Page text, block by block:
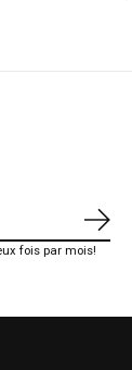
fois par mois!